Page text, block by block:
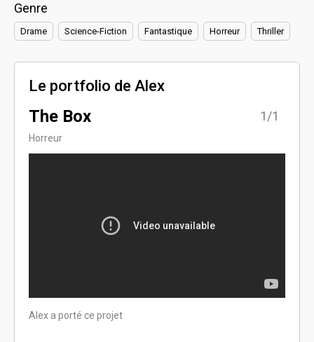
Genre
Drame Science-Fiction Fantastique Horreur Thriller
Le portfolio de Alex
The Box
Horreur
1/1
Alex a porté ce projet